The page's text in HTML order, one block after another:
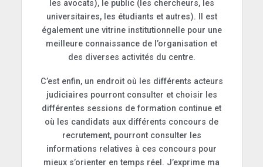
les avocats), le public (les chercheurs, les
universitaires, les étudiants et autres). Il est
également une vitrine institutionnelle pour une
meilleure connaissance de l’organisation et
des diverses activités du centre.
C’est enfin, un endroit où les différents acteurs
judiciaires pourront consulter et choisir les
différentes sessions de formation continue et
où les candidats aux différents concours de
recrutement, pourront consulter les
informations relatives à ces concours pour
mieux s’orienter en temps réel. J’exprime ma